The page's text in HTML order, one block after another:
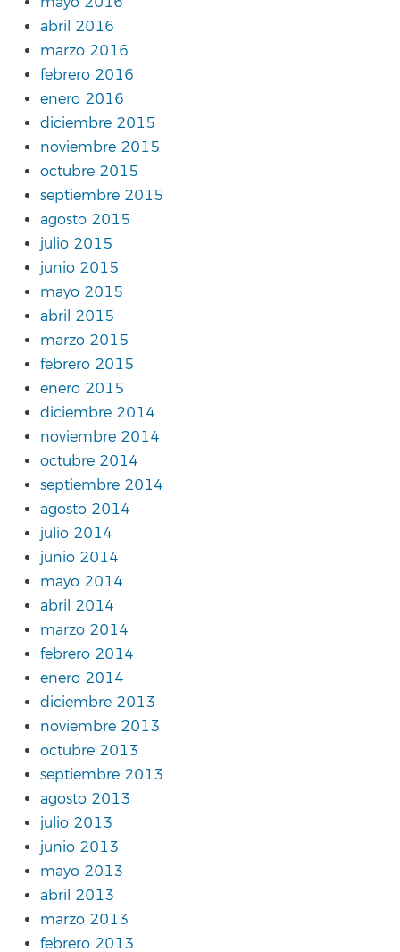
abril 2016
marzo 2016
febrero 2016
enero 2016
diciembre 2015
noviembre 2015
octubre 2015
septiembre 2015
agosto 2015
julio 2015
junio 2015
mayo 2015
abril 2015
marzo 2015
febrero 2015
enero 2015
diciembre 2014
noviembre 2014
octubre 2014
septiembre 2014
agosto 2014
julio 2014
junio 2014
mayo 2014
abril 2014
marzo 2014
febrero 2014
enero 2014
diciembre 2013
noviembre 2013
octubre 2013
septiembre 2013
agosto 2013
julio 2013
junio 2013
mayo 2013
abril 2013
marzo 2013
febrero 2013